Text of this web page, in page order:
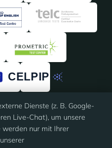
135 Bewertungen
ProvenExpert
Dienste (z. B. Google-
Live-Chat), um unsere
werden nur mit Ihrer